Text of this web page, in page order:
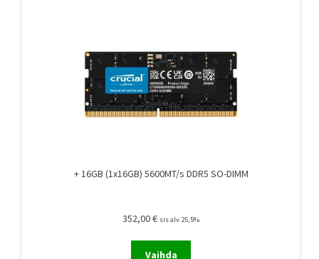
+ 16GB (1x16GB) 5600MT/s DDR5 SO-DIMM
352,00€ sis alv 25,5%
Vaihda